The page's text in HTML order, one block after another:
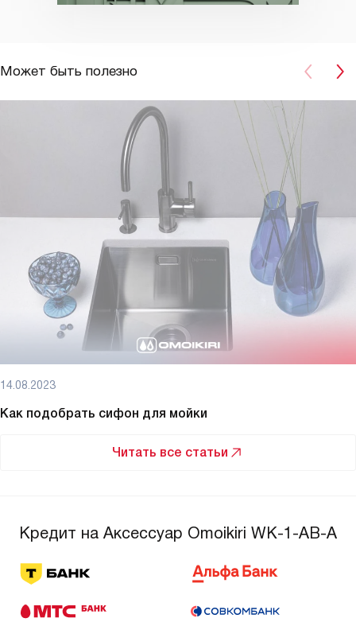
Может быть полезно
14.08.2023
Как подобрать сифон для мойки
Читать все статьи
Кредит на Аксессуар Omoikiri WK-1-AB-A